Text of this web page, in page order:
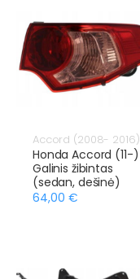
Accord (2008- 2016)
Honda Accord (11-)
Galinis žibintas
(sedan, dešinė)
64,00 €